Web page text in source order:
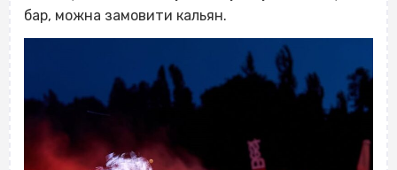
бар, можна замовити кальян.